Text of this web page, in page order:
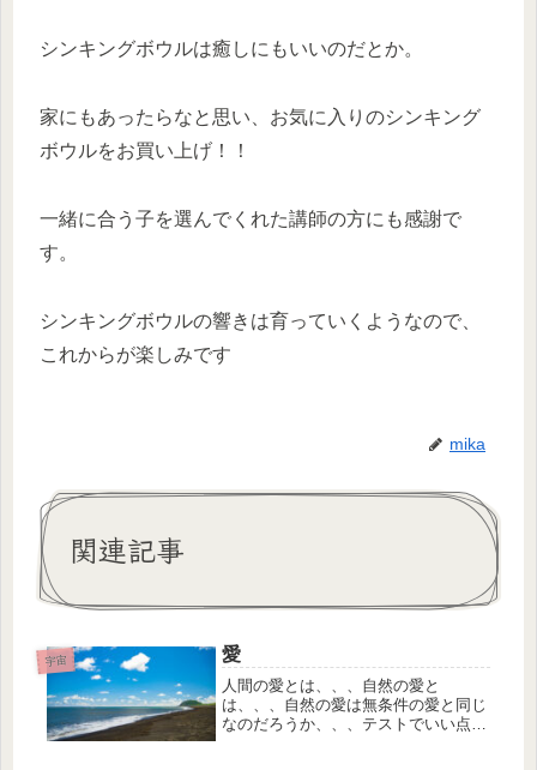
シンキングボウルは癒しにもいいのだとか。
家にもあったらなと思い、お気に入りのシンキング
ボウルをお買い上げ！！
一緒に合う子を選んでくれた講師の方にも感謝で
す。
シンキングボウルの響きは育っていくようなので、
これからが楽しみです
mika
関連記事
宇宙 愛
人間の愛とは、、、自然の愛と
は、、、自然の愛は無条件の愛と同じ
なのだろうか、、、テストでいい点を